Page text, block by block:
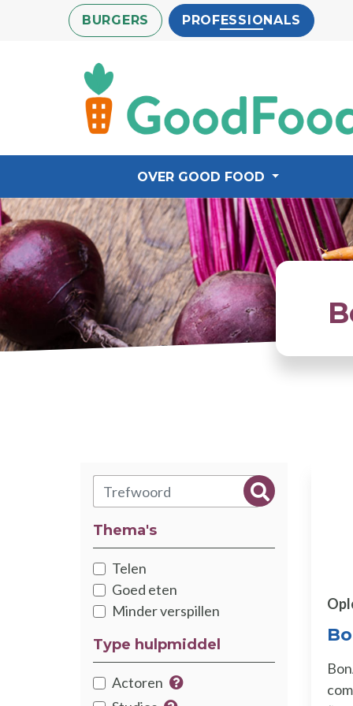
BURGERS PROFESSIONALS
OVER GOOD FOOD
Zoeken Zoeken
Thema's
Thématiques
Telen
Goed eten
Minder verspillen
Type hulpmiddel
typeActoren